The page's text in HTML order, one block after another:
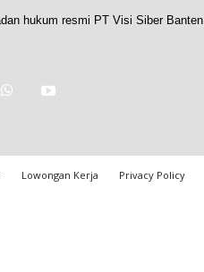
hukum resmi PT Visi Siber Banten
Lowongan Kerja Privacy Policy